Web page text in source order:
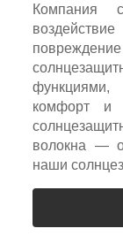
Компания
комфорт и
волокна —
наши